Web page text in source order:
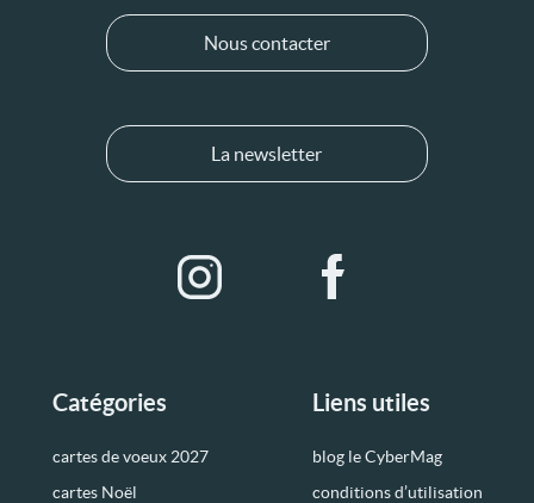
Catégories
cartes de voeux 2027
cartes Noël
Liens utiles
blog le CyberMag
conditions d’utilisation
Nous contacter
La newsletter